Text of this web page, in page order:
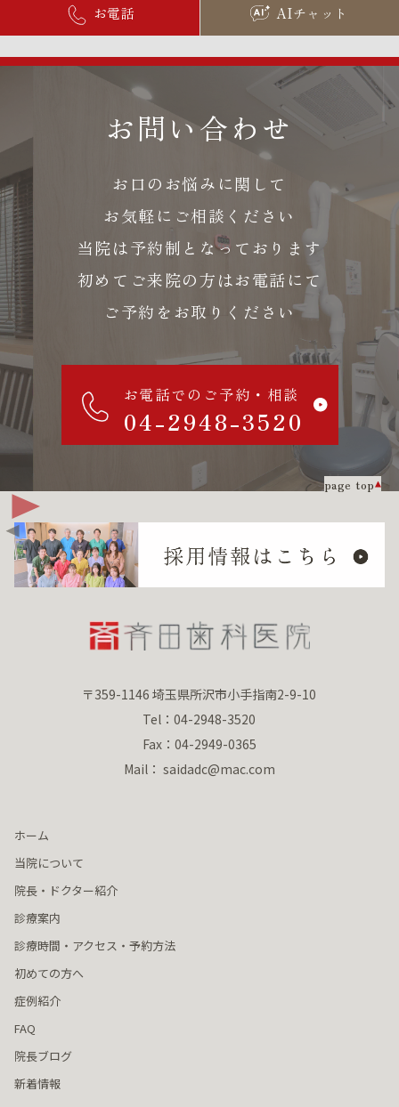
お電話 AIチャット
お問い合わせ
お口のお悩みに関して
お気軽にご相談ください
当院は予約制となっております
初めてご来院の方はお電話にて
ご予約をお取りください
お電話でのご予約・相談
04-2948-3520
page top
〒359-1146 埼玉県所沢市小手指南2-9-10
Tel：04-2948-3520
Fax：04-2949-0365
Mail： saidadc@mac.com
ホーム
当院について
院長・ドクター紹介
診療案内
診療時間・アクセス・予約方法
初めての方へ
症例紹介
FAQ
院長ブログ
新着情報